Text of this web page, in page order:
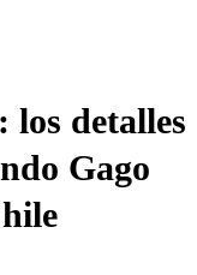
detalles
Gago